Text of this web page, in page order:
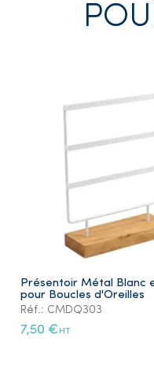
Présentoir Métal Blanc
pour Boucles d'Oreilles
Réf.: CMDQ303
7,50 € HT